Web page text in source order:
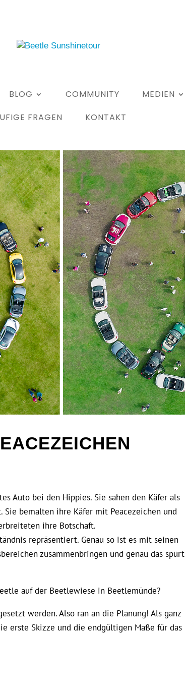
BLOG COMMUNITY MEDIEN
FRAGEN
KONTAKT
Auto bei den Hippies. Sie sahen den Käfer als
bemalten ihre Käfer mit Peacezeichen und
ihre Botschaft.
repräsentiert. Genau so ist es mit seinen
zusammenbringen und genau das spürt
auf der Beetlewiese in Beetlemünde?
werden. Also ran an die Planung! Als ganz
erste Skizze und die endgültigen Maße für das